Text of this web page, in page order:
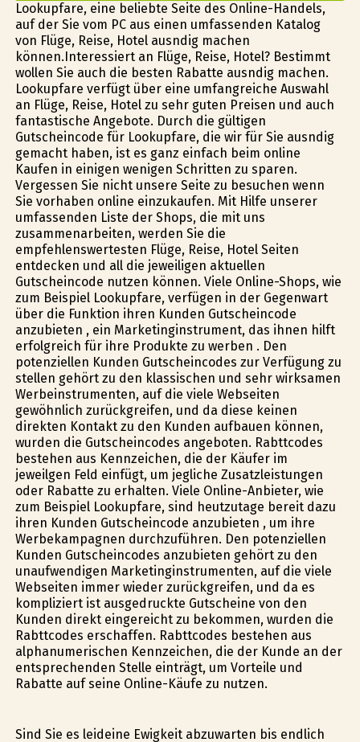
Lookupfare, eine beliebte Seite des Online-Handels,
auf der Sie vom PC aus einen umfassenden Katalog
von Flüge, Reise, Hotel ausfindig machen
können.Interessiert an Flüge, Reise, Hotel? Bestimmt
wollen Sie auch die besten Rabatte ausfindig machen.
Lookupfare verfügt über eine umfangreiche Auswahl
an Flüge, Reise, Hotel zu sehr guten Preisen und auch
fantastische Angebote. Durch die gültigen
Gutscheincode für Lookupfare, die wir für Sie ausfindig
gemacht haben, ist es ganz einfach beim online
Kaufen in einigen wenigen Schritten zu sparen.
Vergessen Sie nicht unsere Seite zu besuchen wenn
Sie vorhaben online einzukaufen. Mit Hilfe unserer
umfassenden Liste der Shops, die mit uns
zusammenarbeiten, werden Sie die
empfehlenswertesten Flüge, Reise, Hotel Seiten
entdecken und all die jeweiligen aktuellen
Gutscheincode nutzen können. Viele Online-Shops, wie
zum Beispiel Lookupfare, verfügen in der Gegenwart
über die Funktion ihren Kunden Gutscheincode
anzubieten , ein Marketinginstrument, das ihnen hilft
erfolgreich für ihre Produkte zu werben . Den
potenziellen Kunden Gutscheincodes zur Verfügung zu
stellen gehört zu den klassischen und sehr wirksamen
Werbeinstrumenten, auf die viele Webseiten
gewöhnlich zurückgreifen, und da diese keinen
direkten Kontakt zu den Kunden aufbauen können,
wurden die Gutscheincodes angeboten. Rabttcodes
bestehen aus Kennzeichen, die der Käufer im
jeweilgen Feld einfügt, um jegliche Zusatzleistungen
oder Rabatte zu erhalten. Viele Online-Anbieter, wie
zum Beispiel Lookupfare, sind heutzutage bereit dazu
ihren Kunden Gutscheincode anzubieten , um ihre
Werbekampagnen durchzuführen. Den potenziellen
Kunden Gutscheincodes anzubieten gehört zu den
unaufwendigen Marketinginstrumenten, auf die viele
Webseiten immer wieder zurückgreifen, und da es
kompliziert ist ausgedruckte Gutscheine von den
Kunden direkt eingereicht zu bekommen, wurden die
Rabttcodes erschaffen. Rabttcodes bestehen aus
alphanumerischen Kennzeichen, die der Kunde an der
entsprechenden Stelle einträgt, um Vorteile und
Rabatte auf seine Online-Käufe zu nutzen.
Sind Sie es leideine Ewigkeit abzuwarten bis endlich